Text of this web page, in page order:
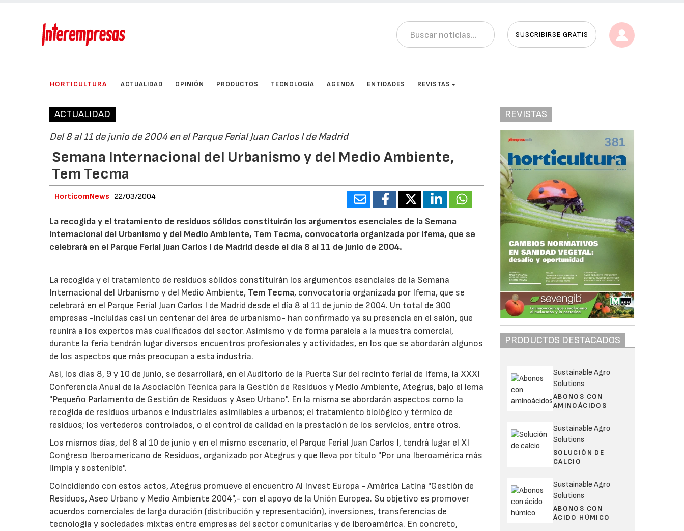
SUSCRIBIRSE GRATIS
HORTICULTURA ACTUALIDAD OPINIÓN PRODUCTOS TECNOLOGÍA AGENDA ENTIDADES REVISTAS
ACTUALIDAD
Del 8 al 11 de junio de 2004 en el Parque Ferial Juan Carlos I de Madrid
Semana Internacional del Urbanismo y del Medio Ambiente,
Tem Tecma
HorticomNews 22/03/2004
La recogida y el tratamiento de residuos sólidos constituirán los argumentos esenciales de la Semana
Internacional del Urbanismo y del Medio Ambiente, Tem Tecma, convocatoria organizada por Ifema, que se
celebrará en el Parque Ferial Juan Carlos I de Madrid desde el día 8 al 11 de junio de 2004.
La recogida y el tratamiento de residuos sólidos constituirán los argumentos esenciales de la Semana
Internacional del Urbanismo y del Medio Ambiente, Tem Tecma, convocatoria organizada por Ifema, que se
celebrará en el Parque Ferial Juan Carlos I de Madrid desde el día 8 al 11 de junio de 2004. Un total de 300
empresas -incluidas casi un centenar del área de urbanismo- han confirmado ya su presencia en el salón, que
reunirá a los expertos más cualificados del sector. Asimismo y de forma paralela a la muestra comercial,
durante la feria tendrán lugar diversos encuentros profesionales y actividades, en los que se abordarán algunos
de los aspectos que más preocupan a esta industria.
Así, los días 8, 9 y 10 de junio, se desarrollará, en el Auditorio de la Puerta Sur del recinto ferial de Ifema, la XXXI
Conferencia Anual de la Asociación Técnica para la Gestión de Residuos y Medio Ambiente, Ategrus, bajo el lema
"Pequeño Parlamento de Gestión de Residuos y Aseo Urbano". En la misma se abordarán aspectos como la
recogida de residuos urbanos e industriales asimilables a urbanos; el tratamiento biológico y térmico de
residuos; los vertederos controlados, o el control de calidad en la prestación de los servicios, entre otros.
Los mismos días, del 8 al 10 de junio y en el mismo escenario, el Parque Ferial Juan Carlos I, tendrá lugar el XI
Congreso Iberoamericano de Residuos, organizado por Ategrus y que lleva por título "Por una Iberoamérica más
limpia y sostenible".
Coincidiendo con estos actos, Ategrus promueve el encuentro Al Invest Europa - América Latina "Gestión de
Residuos, Aseo Urbano y Medio Ambiente 2004",- con el apoyo de la Unión Europea. Su objetivo es promover
acuerdos comerciales de larga duración (distribución y representación), inversiones, transferencias de
tecnología y sociedades mixtas entre empresas del sector comunitarias y de Iberoamérica. En concreto,
REVISTAS
PRODUCTOS DESTACADOS
Sustainable Agro
Solutions
ABONOS CON
AMINOÁCIDOS
Sustainable Agro
Solutions
SOLUCIÓN DE
CALCIO
Sustainable Agro
Solutions
ABONOS CON
ÁCIDO HÚMICO